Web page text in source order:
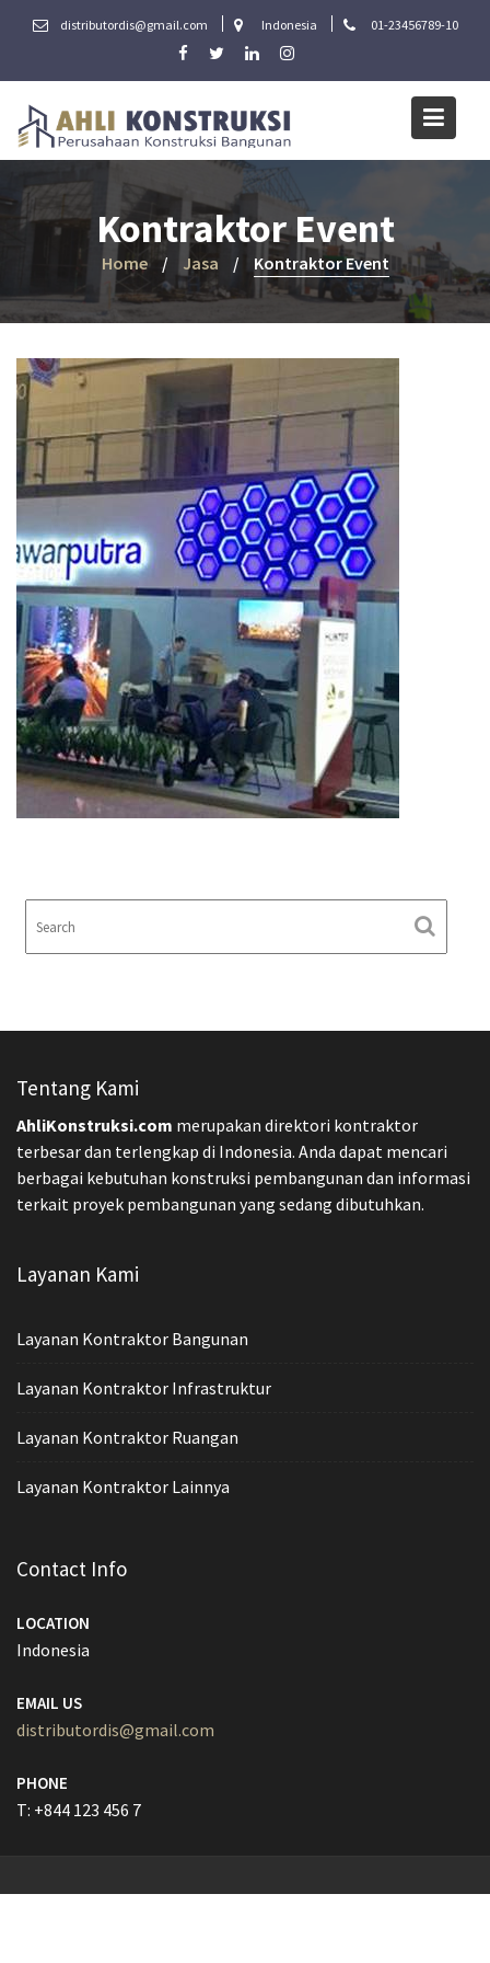
distributordis@gmail.com Indonesia 01-23456789-10
Kontraktor Event
Home Jasa Kontraktor Event
Tentang Kami
AhliKonstruksi.com merupakan direktori kontraktor
terbesar dan terlengkap di Indonesia. Anda dapat mencari
berbagai kebutuhan konstruksi pembangunan dan informasi
terkait proyek pembangunan yang sedang dibutuhkan.
Layanan Kami
Layanan Kontraktor Bangunan
Layanan Kontraktor Infrastruktur
Layanan Kontraktor Ruangan
Layanan Kontraktor Lainnya
Contact Info
LOCATION
Indonesia
EMAIL US
distributordis@gmail.com
PHONE
T: +844 123 456 7